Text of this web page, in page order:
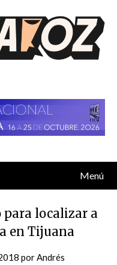
Menú
para localizar a
en Tijuana
porAndrés